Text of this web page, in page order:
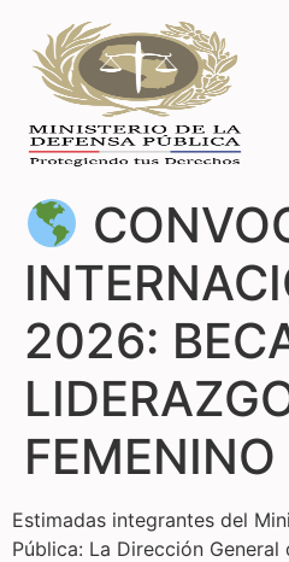
2026:
Estimadas integrantes del
Pública: La Dirección General